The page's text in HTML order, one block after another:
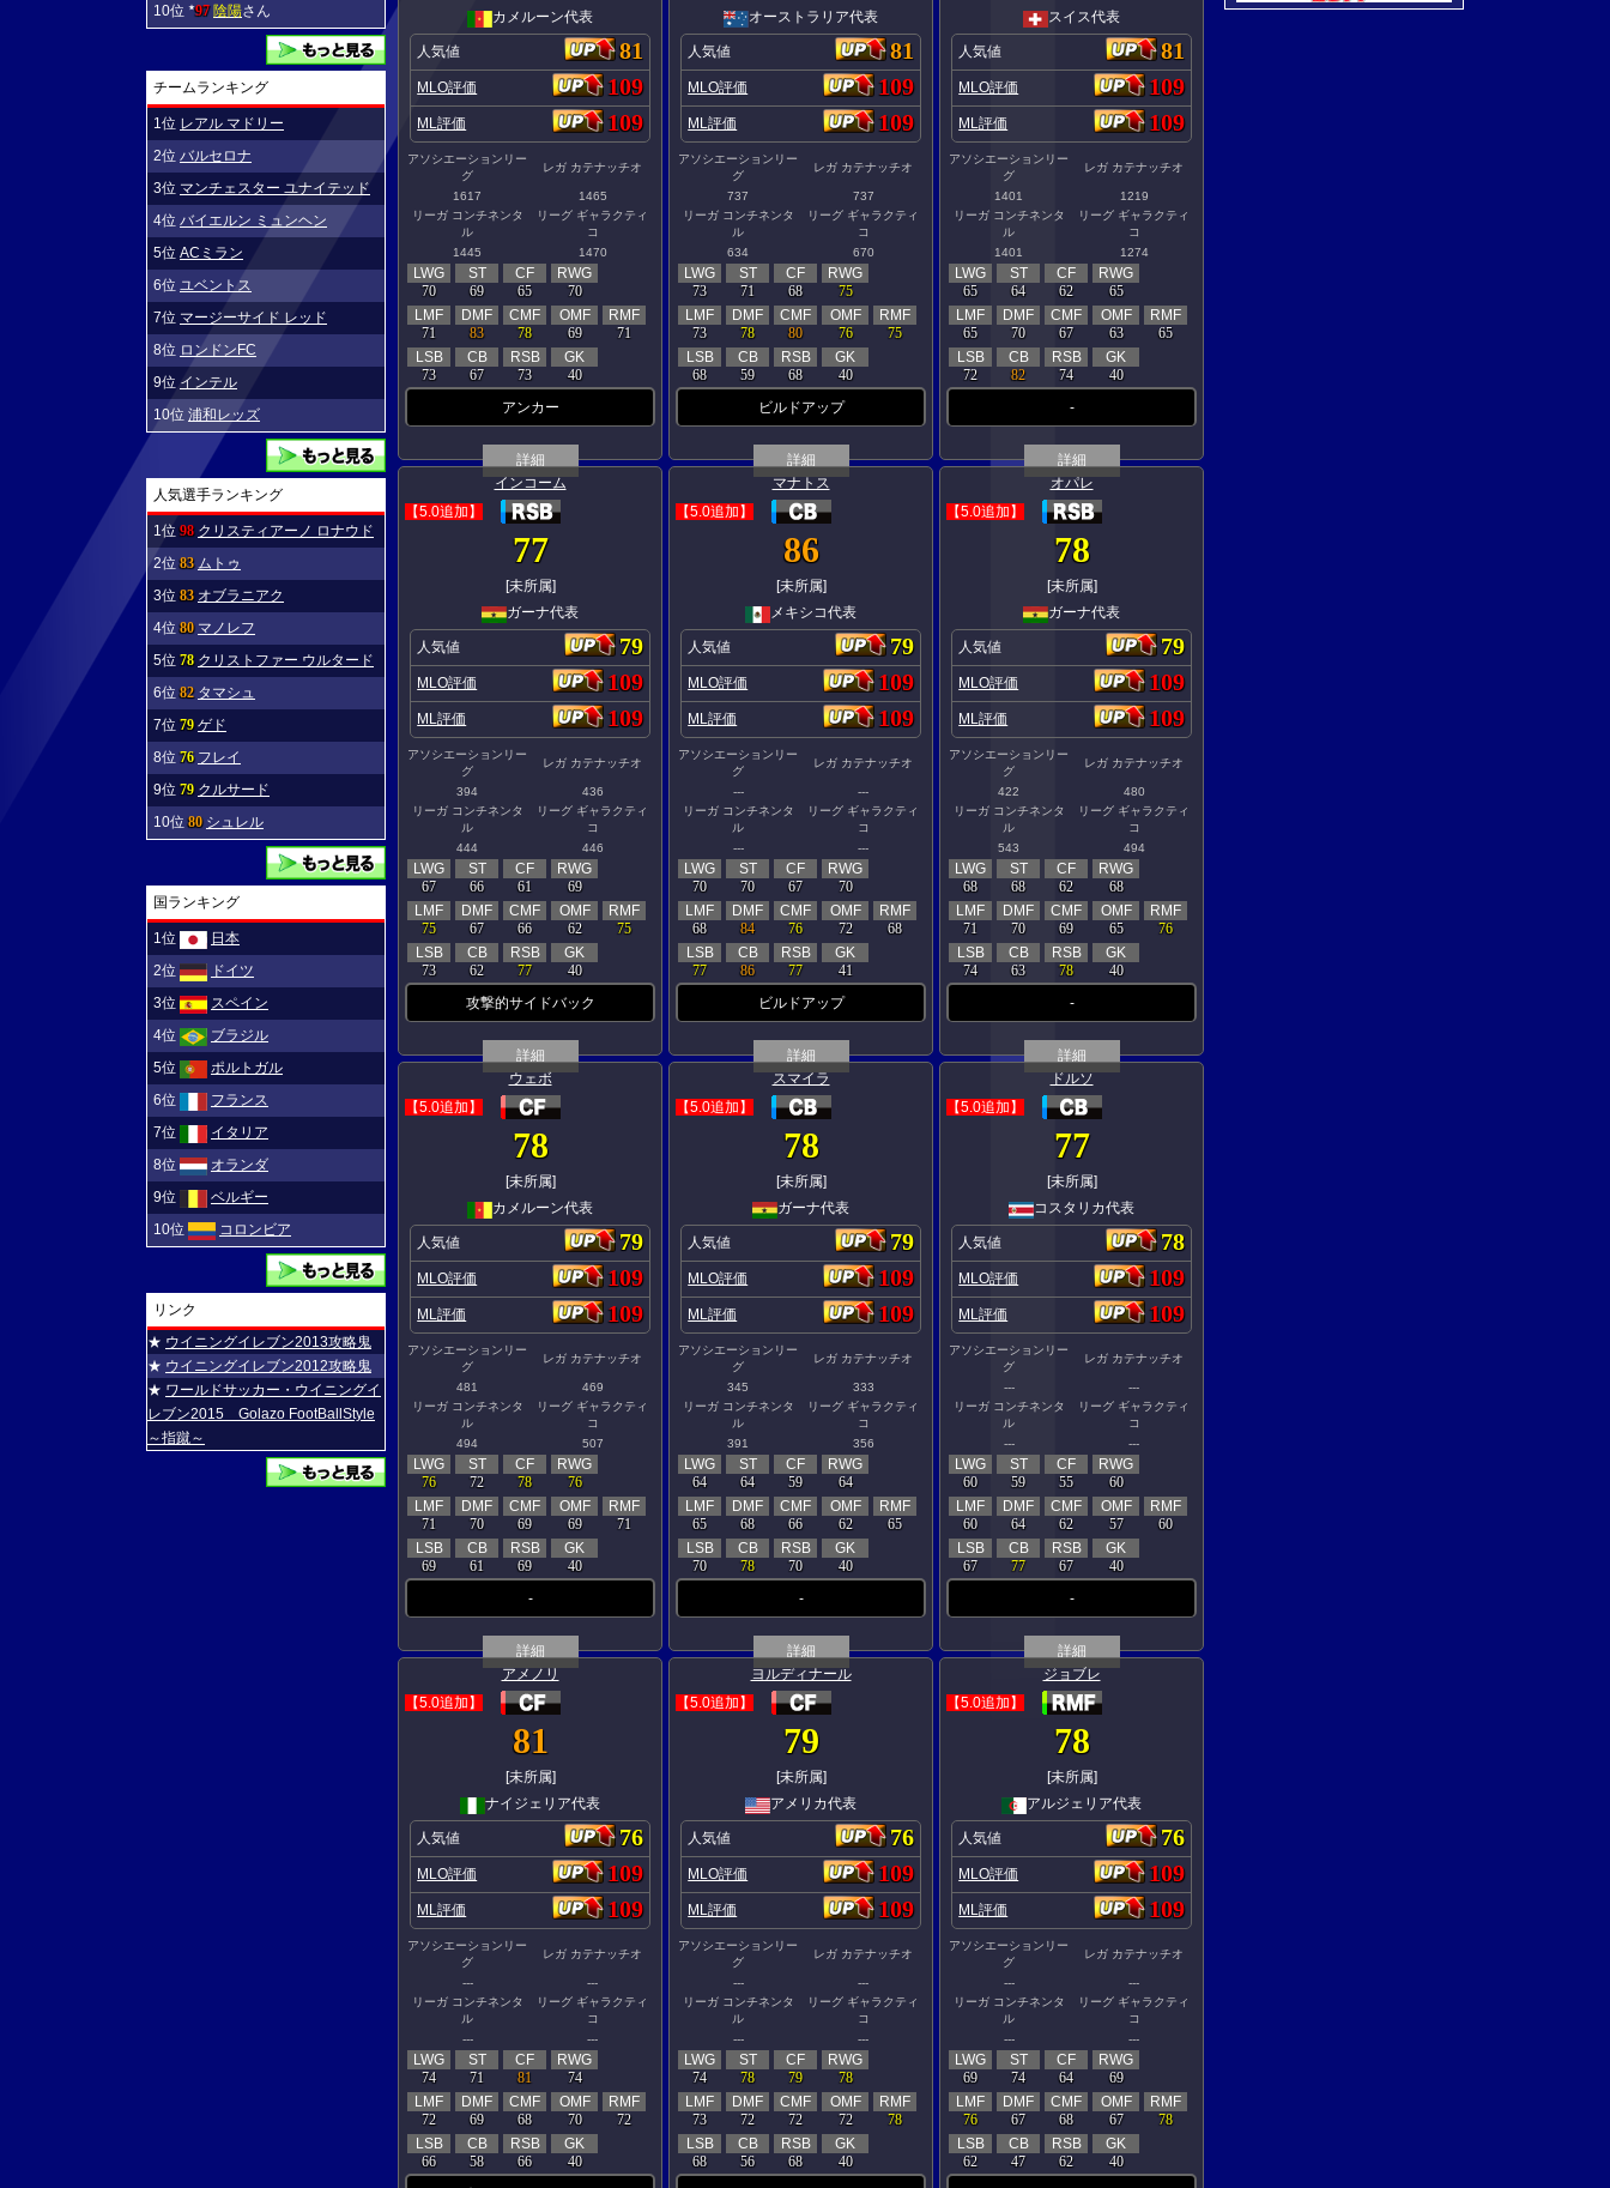
10位
★97 陰陽さん
チームランキング
1位 レアル マドリー
2位 バルセロナ
3位 マンチェスター ユナイテッド
4位 バイエルン ミュンヘン
5位 ACミラン
6位 ユベントス
7位 マージーサイド レッド
8位 ロンドンFC
9位 インテル
10位 浦和レッズ
人気選手ランキング
1位98 クリスティアーノ ロナウド
2位83 ムトゥ
3位83 オブラニアク
4位80 マノレフ
5位 78 クリストファー ウルタード
6位82 タマシュ
7位 79 ゲド
8位76 フレイ
9位 79 クルサード
10位80 シュレル
国ランキング
1位
日本
2位
ドイツ
3位
スペイン
4位
ブラジル
5位
ポルトガル
6位
フランス
7位
イタリア
8位
オランダ
9位
ベルギー
10位
コロンビア
リンク
★ ウイニングイレブン2013攻略鬼
★ ウイニングイレブン2012攻略鬼
★ ワールドサッカー・ウイニングイ
レブン2015 Golazo FootBallStyle
～指蹴～
カメルーン代表
人気値 81
MLO評価 109
ML評価 109
アソシエーションリー
グ
レガ カテナッチオ
1617
1465
リーガ コンチネンタ
ル
リーグ ギャラクティ
コ
1445
1470
LWG
70
ST
69
CF
65
RWG
70
LMF
71
DMF
83
CMF
78
OMF
69
RMF
71
LSB
73
CB
67
RSB
73
GK
40
アンカー
詳細
オーストラリア代表
人気値 81
MLO評価 109
ML評価 109
アソシエーションリー
グ
レガ カテナッチオ
737
737
リーガ コンチネンタ
ル
リーグ ギャラクティ
コ
634
670
LWG
73
ST
71
CF
68
RWG
75
LMF
73
DMF
78
CMF
80
OMF
76
RMF
75
LSB
68
CB
59
RSB
68
GK
40
ビルドアップ
詳細
スイス代表
人気値 81
MLO評価 109
ML評価 109
アソシエーションリー
グ
レガ カテナッチオ
1401
1219
リーガ コンチネンタ
ル
リーグ ギャラクティ
コ
1401
1274
LWG
65
ST
64
CF
62
RWG
65
LMF
65
DMF
70
CMF
67
OMF
63
RMF
65
LSB
72
CB
82
RSB
74
GK
40
-
詳細
インコーム
【5.0追加】
77
[未所属]
ガーナ代表
人気値 79
MLO評価 109
ML評価 109
アソシエーションリー
グ
レガ カテナッチオ
394
436
リーガ コンチネンタ
ル
リーグ ギャラクティ
コ
444
446
LWG
67
ST
66
CF
61
RWG
69
LMF
75
DMF
67
CMF
66
OMF
62
RMF
75
LSB
73
CB
62
RSB
77
GK
40
攻撃的サイドバック
詳細
マナトス
【5.0追加】
86
[未所属]
メキシコ代表
人気値 79
MLO評価 109
ML評価 109
アソシエーションリー
グ
レガ カテナッチオ
---
---
リーガ コンチネンタ
ル
リーグ ギャラクティ
コ
---
---
LWG
70
ST
70
CF
67
RWG
70
LMF
68
DMF
84
CMF
76
OMF
72
RMF
68
LSB
77
CB
86
RSB
77
GK
41
ビルドアップ
詳細
オパレ
【5.0追加】
78
[未所属]
ガーナ代表
人気値 79
MLO評価 109
ML評価 109
アソシエーションリー
グ
レガ カテナッチオ
422
480
リーガ コンチネンタ
ル
リーグ ギャラクティ
コ
543
494
LWG
68
ST
68
CF
62
RWG
68
LMF
71
DMF
70
CMF
69
OMF
65
RMF
76
LSB
74
CB
63
RSB
78
GK
40
-
詳細
ウェボ
【5.0追加】
78
[未所属]
カメルーン代表
人気値 79
MLO評価 109
ML評価 109
アソシエーションリー
グ
レガ カテナッチオ
481
469
リーガ コンチネンタ
ル
リーグ ギャラクティ
コ
494
507
LWG
76
ST
72
CF
78
RWG
76
LMF
71
DMF
70
CMF
69
OMF
69
RMF
71
LSB
69
CB
61
RSB
69
GK
40
-
詳細
スマイラ
【5.0追加】
78
[未所属]
ガーナ代表
人気値 79
MLO評価 109
ML評価 109
アソシエーションリー
グ
レガ カテナッチオ
345
333
リーガ コンチネンタ
ル
リーグ ギャラクティ
コ
391
356
LWG
64
ST
64
CF
59
RWG
64
LMF
65
DMF
68
CMF
66
OMF
62
RMF
65
LSB
70
CB
78
RSB
70
GK
40
-
詳細
ドルソ
【5.0追加】
77
[未所属]
コスタリカ代表
人気値 78
MLO評価 109
ML評価 109
アソシエーションリー
グ
レガ カテナッチオ
---
---
リーガ コンチネンタ
ル
リーグ ギャラクティ
コ
---
---
LWG
60
ST
59
CF
55
RWG
60
LMF
60
DMF
64
CMF
62
OMF
57
RMF
60
LSB
67
CB
77
RSB
67
GK
40
-
詳細
アメノリ
【5.0追加】
81
[未所属]
ナイジェリア代表
人気値 76
MLO評価 109
ML評価 109
アソシエーションリー
グ
レガ カテナッチオ
---
---
リーガ コンチネンタ
ル
リーグ ギャラクティ
コ
---
---
LWG
74
ST
71
CF
81
RWG
74
LMF
72
DMF
69
CMF
68
OMF
70
RMF
72
LSB
66
CB
58
RSB
66
GK
40
ヨルディナール
【5.0追加】
79
[未所属]
アメリカ代表
人気値 76
MLO評価 109
ML評価 109
アソシエーションリー
グ
レガ カテナッチオ
---
---
リーガ コンチネンタ
ル
リーグ ギャラクティ
コ
---
---
LWG
74
ST
78
CF
79
RWG
78
LMF
73
DMF
72
CMF
72
OMF
72
RMF
78
LSB
68
CB
56
RSB
68
GK
40
ジョブレ
【5.0追加】
78
[未所属]
アルジェリア代表
人気値 76
MLO評価 109
ML評価 109
アソシエーションリー
グ
レガ カテナッチオ
---
---
リーガ コンチネンタ
ル
リーグ ギャラクティ
コ
---
---
LWG
69
ST
74
CF
64
RWG
69
LMF
76
DMF
67
CMF
68
OMF
67
RMF
78
LSB
62
CB
47
RSB
62
GK
40